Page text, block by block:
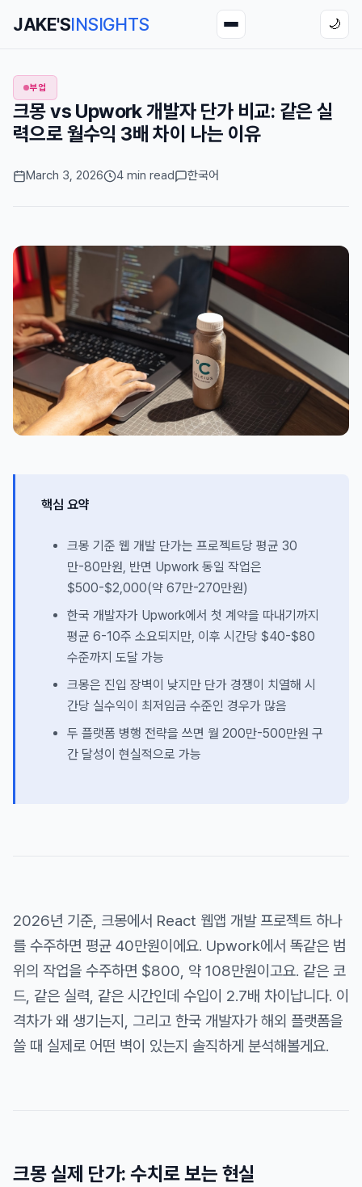
JAKE'SINSIGHTS 🌙
부업
크몽 vs Upwork 개발자 단가 비교: 같은 실
력으로 월수익 3배 차이 나는 이유
March 3, 2026 4 min read 한국어
핵심 요약
크몽 기준 웹 개발 단가는 프로젝트당 평균 30
만-80만원, 반면 Upwork 동일 작업은
$500-$2,000(약 67만-270만원)
한국 개발자가 Upwork에서 첫 계약을 따내기까지
평균 6-10주 소요되지만, 이후 시간당 $40-$80
수준까지 도달 가능
크몽은 진입 장벽이 낮지만 단가 경쟁이 치열해 시
간당 실수익이 최저임금 수준인 경우가 많음
두 플랫폼 병행 전략을 쓰면 월 200만-500만원 구
간 달성이 현실적으로 가능
2026년 기준, 크몽에서 React 웹앱 개발 프로젝트 하나
를 수주하면 평균 40만원이에요. Upwork에서 똑같은 범
위의 작업을 수주하면 $800, 약 108만원이고요. 같은 코
드, 같은 실력, 같은 시간인데 수입이 2.7배 차이납니다. 이
격차가 왜 생기는지, 그리고 한국 개발자가 해외 플랫폼을
쓸 때 실제로 어떤 벽이 있는지 솔직하게 분석해볼게요.
크몽 실제 단가: 수치로 보는 현실